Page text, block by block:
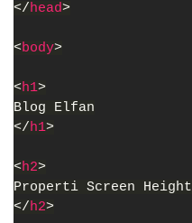
</head>
<body>
<h1>
Blog Elfan
</h1>
<h2>
Properti Screen Height
</h2>